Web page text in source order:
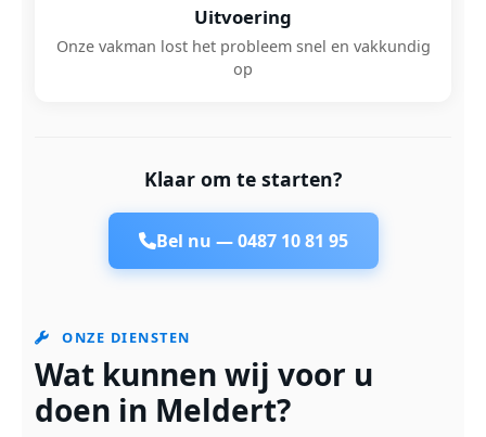
Uitvoering
Onze vakman lost het probleem snel en vakkundig
op
Klaar om te starten?
Bel nu —0487 10 81 95
ONZE DIENSTEN
Wat kunnen wij voor u
doen in Meldert?